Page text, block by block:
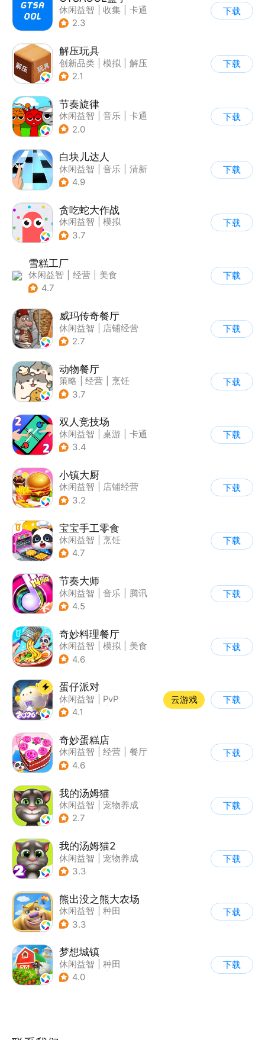
休闲益智 收集
卡通
2.3
下载
解压玩具
创新品类 模拟
解压
| 清新
2.1
下载
节奏旋律
休闲益智 音乐
卡通
2.0
下载
白块儿达人
休闲益智 音乐
清新
| 多比特
4.9
下载
贪吃蛇大作战
休闲益智
模拟
| 贪吃蛇
3.7
下载
雪糕工厂
休闲益智 经营
美食
| 宝宝巴士
4.7
下载
威玛传奇餐厅
休闲益智
店铺经营
| 美食
2.7
下载
动物餐厅
策略 经营
烹饪
| 宠物
3.7
下载
双人竞技场
休闲益智 桌游
卡通
3.4
下载
小镇大厨
休闲益智
店铺经营
| 美食
3.2
下载
宝宝手工零食
休闲益智
烹饪
| 宝宝巴士
4.7
下载
节奏大师
休闲益智 音乐
腾讯
4.5
下载
奇妙料理餐厅
休闲益智 模拟
美食
| 宝宝巴士
4.6
下载
蛋仔派对
休闲益智
PvP
| 派对游戏
4.1
云游戏 下载
奇妙蛋糕店
休闲益智 经营
餐厅
| 宝宝巴士
4.6
下载
我的汤姆猫
休闲益智
宠物养成
| 汤姆猫
2.7
下载
我的汤姆猫2
休闲益智
宠物养成
| 汤姆猫
3.3
下载
熊出没之熊大农场
休闲益智
种田
| 田园生活
3.3
下载
梦想城镇
休闲益智
种田
| 田园生活
4.0
下载